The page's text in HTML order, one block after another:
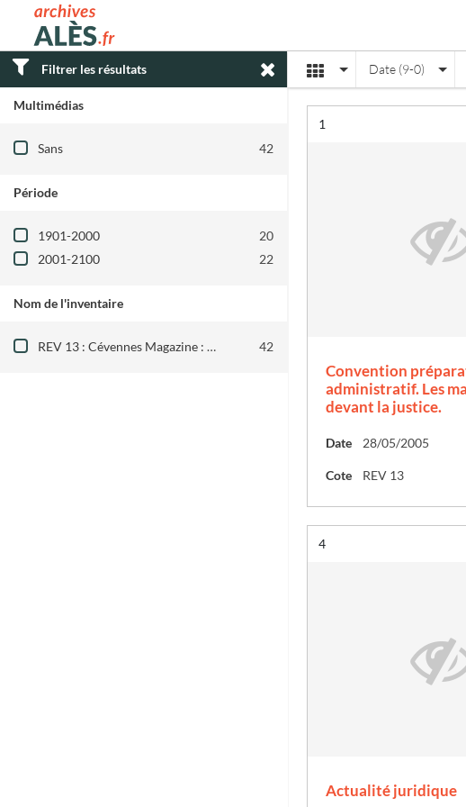
Archives municipales d'Alès
Filtrer les résultats
Multimédias
Filtre les résultats par : Multimédias
Sans 42
Période
Filtre les résultats par : Période
1901-2000
20
2001-2100
22
Nom de l'inventaire
Filtre les résultats par : Nom de l'inventaire
REV 13 : Cévennes Magazine : 1984-2010
42
AffichageDate (9-0)
Résultat n°
1
Convention
administratif. Les
devant la justice.
Date 28/05/2005
Cote REV 13
Résultat n°
4
Actualité juridique